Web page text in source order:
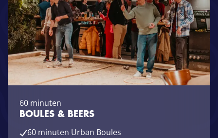
60 minuten
BOULES & BEERS
60 minuten Urban Boules